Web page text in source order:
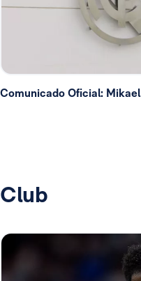
Comunicado Oficial:
Club